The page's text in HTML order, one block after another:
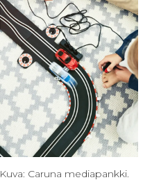
Kuva: Caruna mediapankki.